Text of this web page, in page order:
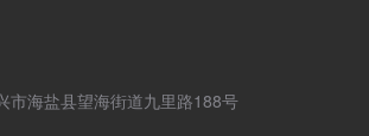
市海盐县望海街道九里路188号